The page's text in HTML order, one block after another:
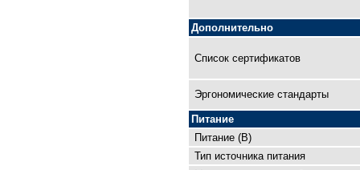
Дополнительно
Список сертификатов
Эргономические стандарты
Питание
Питание (В)
Тип источника питания